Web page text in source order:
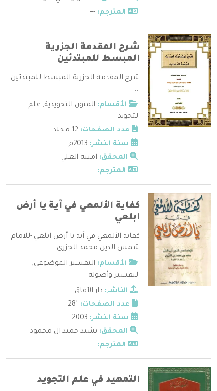
المترجم: ---
شرح المقدمة الجزرية
المبسط للمبتدئين
شرح المقدمة الجزرية المبسط للمبتدئين
...
الأقسام: المتون التجويدية, علم
التجويد
عدد الصفحات:
سنة النشر:
المحقق: امينه العلي
المترجم: ---
كفاية الألمعي في آية يا أرض
ابلعي
كفاية الألمعي في آية يا أرض ابلعي -للامام
شمس الدين محمد الجزري . ...
الأقسام: التفسير الموضوعي,
التفسير وأصوله
الناشر: دار الآفاق
عدد الصفحات:
سنة النشر:
المحقق: نشيد حميد ال محمود
المترجم: ---
التمهيد في علم التجويد